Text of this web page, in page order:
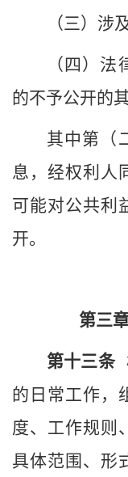
（三）涉
（四）
的不予公开的
其中第（
息，经权利人
可能对公共利
开。
第三
第十三条
的日常工作，
度、工作规则
具体范围、形